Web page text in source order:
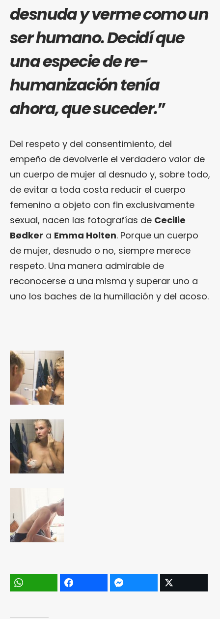
desnuda y verme como un
ser humano. Decidí que
una especie de re-
humanización tenía
ahora, que suceder.”
Del respeto y del consentimiento, del
empeño de devolverle el verdadero valor de
un cuerpo de mujer al desnudo y, sobre todo,
de evitar a toda costa reducir el cuerpo
femenino a objeto con fin exclusivamente
sexual, nacen las fotografías de Cecilie
Bødker a Emma Holten. Porque un cuerpo
de mujer, desnudo o no, siempre merece
respeto. Una manera admirable de
reconocerse a una misma y superar uno a
uno los baches de la humillación y del acoso.